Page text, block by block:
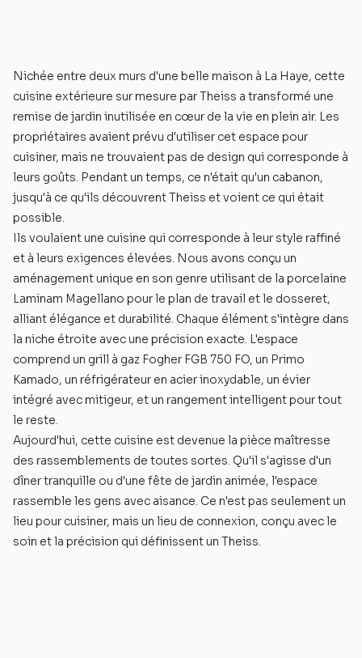
Nichée entre deux murs d'une belle maison à La Haye, cette
cuisine extérieure sur mesure par Theiss a transformé une
remise de jardin inutilisée en cœur de la vie en plein air. Les
propriétaires avaient prévu d'utiliser cet espace pour
cuisiner, mais ne trouvaient pas de design qui corresponde à
leurs goûts. Pendant un temps, ce n'était qu'un cabanon,
jusqu'à ce qu'ils découvrent Theiss et voient ce qui était
possible.
Ils voulaient une cuisine qui corresponde à leur style raffiné
et à leurs exigences élevées. Nous avons conçu un
aménagement unique en son genre utilisant de la porcelaine
Laminam Magellano pour le plan de travail et le dosseret,
alliant élégance et durabilité. Chaque élément s'intègre dans
la niche étroite avec une précision exacte. L'espace
comprend un grill à gaz Fogher FGB 750 FO, un Primo
Kamado, un réfrigérateur en acier inoxydable, un évier
intégré avec mitigeur, et un rangement intelligent pour tout
le reste.
Aujourd'hui, cette cuisine est devenue la pièce maîtresse
des rassemblements de toutes sortes. Qu'il s'agisse d'un
dîner tranquille ou d'une fête de jardin animée, l'espace
rassemble les gens avec aisance. Ce n'est pas seulement un
lieu pour cuisiner, mais un lieu de connexion, conçu avec le
soin et la précision qui définissent un Theiss.